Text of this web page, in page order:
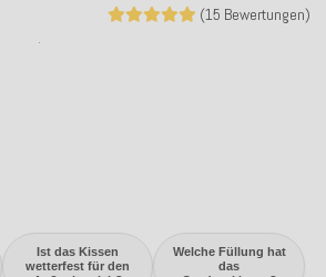
Ist das Kissen
wetterfest für den
Welche Füllung hat
das
(15 Bewertungen)